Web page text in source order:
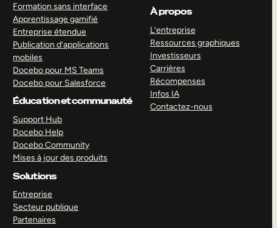
Formation sans interface
Apprentissage gamifié
Entreprise étendue
Publication d’applications
mobiles
Docebo pour MS Teams
Docebo pour Salesforce
Éducation et communauté
Support Hub
Docebo Help
Docebo Community
Mises à jour des produits
Solutions
Entreprise
Secteur publique
Partenaires
À propos
L’entreprise
Ressources graphiques
Investisseurs
Carrières
Récompenses
Infos IA
Contactez-nous